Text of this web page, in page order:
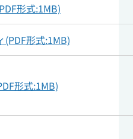
形式:1MB)
(PDF形式:1MB)
形式:1MB)